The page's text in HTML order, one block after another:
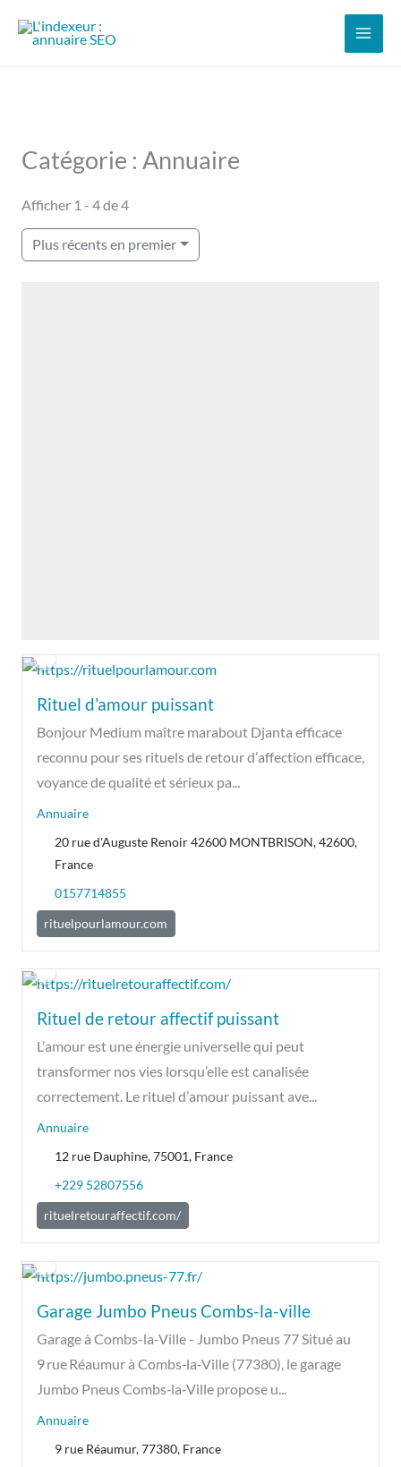
Catégorie : Annuaire
Afficher 1 - 4 de 4
Plus récents en premier
Rituel d’amour puissant
Bonjour Medium maître marabout Djanta efficace
reconnu pour ses rituels de retour d’affection efficace,
voyance de qualité et sérieux pa...
Annuaire
20 rue d'Auguste Renoir 42600 MONTBRISON, 42600,
France
0157714855
rituelpourlamour.com
Rituel de retour affectif puissant
L’amour est une énergie universelle qui peut
transformer nos vies lorsqu’elle est canalisée
correctement. Le rituel d’amour puissant ave...
Annuaire
12 rue Dauphine, 75001, France
+229 52807556
rituelretouraffectif.com/
Garage Jumbo Pneus Combs-la-ville
Garage à Combs-la-Ville - Jumbo Pneus 77 Situé au
9 rue Réaumur à Combs‑la‑Ville (77380), le garage
Jumbo Pneus Combs‑la‑Ville propose u...
Annuaire
9 rue Réaumur, 77380, France